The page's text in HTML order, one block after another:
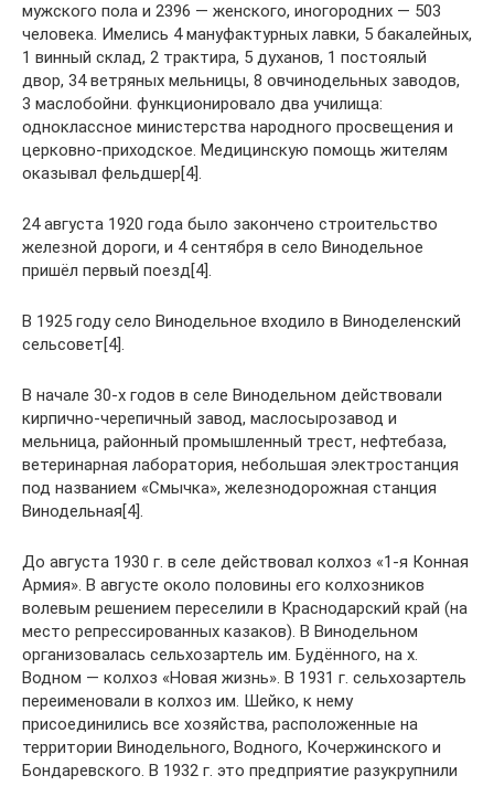
мужского пола и 2396 — женского, иногородних — 503
человека. Имелись 4 мануфактурных лавки, 5 бакалейных,
1 винный склад, 2 трактира, 5 духанов, 1 постоялый
двор, 34 ветряных мельницы, 8 овчинодельных заводов,
3 маслобойни. функционировало два училища:
одноклассное министерства народного просвещения и
церковно-приходское. Медицинскую помощь жителям
оказывал фельдшер[4].
24 августа 1920 года было закончено строительство
железной дороги, и 4 сентября в село Винодельное
пришёл первый поезд[4].
В 1925 году село Винодельное входило в Виноделенский
сельсовет[4].
В начале 30-х годов в селе Винодельном действовали
кирпично-черепичный завод, маслосырозавод и
мельница, районный промышленный трест, нефтебаза,
ветеринарная лаборатория, небольшая электростанция
под названием «Смычка», железнодорожная станция
Винодельная[4].
До августа 1930 г. в селе действовал колхоз «1-я Конная
Армия». В августе около половины его колхозников
волевым решением переселили в Краснодарский край (на
место репрессированных казаков). В Винодельном
организовалась сельхозартель им. Будённого, на х.
Водном — колхоз «Новая жизнь». В 1931 г. сельхозартель
переименовали в колхоз им. Шейко, к нему
присоединились все хозяйства, расположенные на
территории Винодельного, Водного, Кочержинского и
Бондаревского. В 1932 г. это предприятие разукрупнили